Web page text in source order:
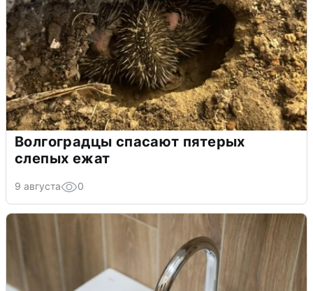
Волгоградцы спасают пятерых
слепых ежат
9 августа 0